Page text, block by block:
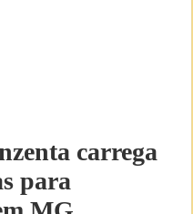
carrega
para